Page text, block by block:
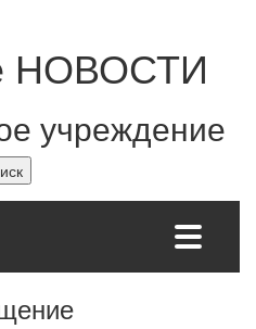
НОВОСТИ
учреждение